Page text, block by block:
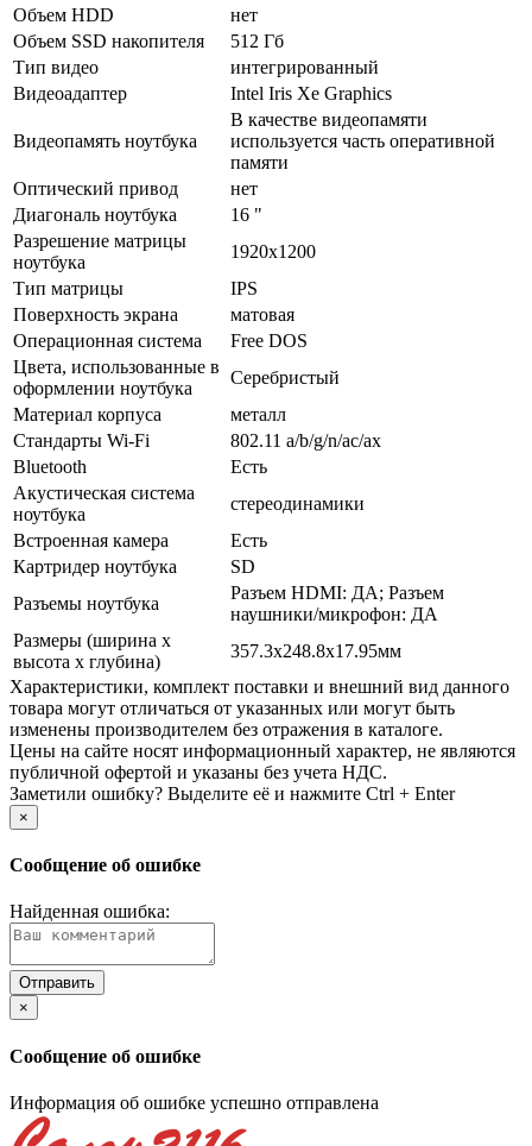
Объем HDD
нет
Объем SSD накопителя
512 Гб
Тип видео
интегрированный
Видеоадаптер
Intel Iris Xe Graphics
Видеопамять ноутбука
В качестве видеопамяти
используется часть оперативной
памяти
Оптический привод
нет
Диагональ ноутбука
16 "
Разрешение матрицы
ноутбука
1920x1200
Тип матрицы
IPS
Поверхность экрана
матовая
Операционная система
Free DOS
Цвета, использованные в
оформлении ноутбука
Серебристый
Материал корпуса
металл
Стандарты Wi-Fi
802.11 a/­b/­g/­n/­ac/­ax
Bluetooth
Есть
Акустическая система
ноутбука
стереодинамики
Встроенная камера
Есть
Картридер ноутбука
SD
Разъемы ноутбука
Разъем HDMI: ДА; Разъем
наушники/­микрофон: ДА
Размеры (ширина х
высота х глубина)
357.3x248.8x17.95мм
Xарактеристики, комплект поставки и внешний вид данного
товара могут отличаться от указанных или могут быть
изменены производителем без отражения в каталоге.
Цены на сайте носят информационный характер, не являются
публичной офертой и указаны без учета НДС.
Заметили ошибку? Выделите её и нажмите Ctrl + Enter
×
Сообщение об ошибке
Найденная ошибка:
×
Сообщение об ошибке
Информация об ошибке успешно отправлена